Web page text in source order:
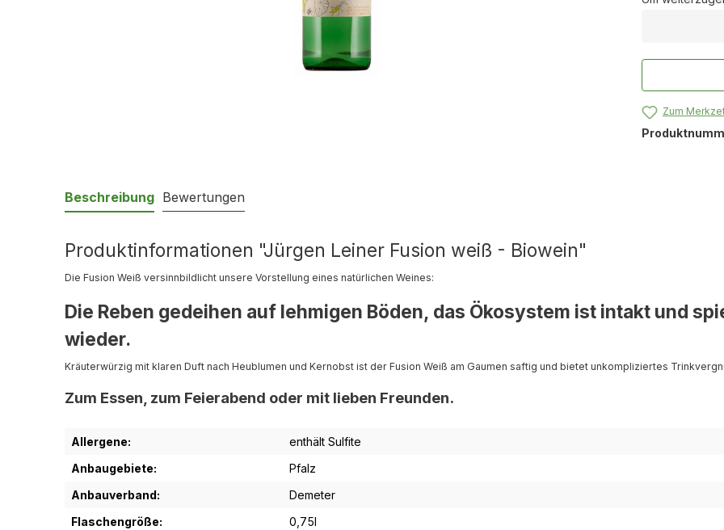
Zum
Beschreibung Bewertungen
Produktinformationen "Jürgen Leiner Fusion weiß - Biowein"
Die Fusion Weiß versinnbildlicht unsere Vorstellung eines natürlichen Weines:
Die Reben gedeihen auf lehmigen Böden, das Ökosystem ist intakt und
wieder.
Kräuterwürzig mit klaren Duft nach Heublumen und Kernobst ist der Fusion Weiß am Gaumen saftig und bietet unkompliziertes
Zum Essen, zum Feierabend oder mit lieben Freunden.
Allergene:
enthält Sulfite
Anbaugebiete:
Pfalz
Anbauverband:
Demeter
Flaschengröße:
0,75l